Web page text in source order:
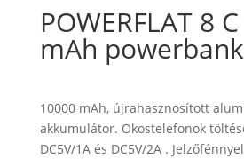
POWERFLAT 8
mAh powerbank
10000 mAh, újrahasznosított
akkumulátor. Okostelefonok
DC5V/1A és DC5V/2A .